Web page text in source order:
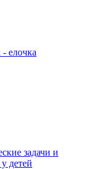
елочка
задачи и
детей